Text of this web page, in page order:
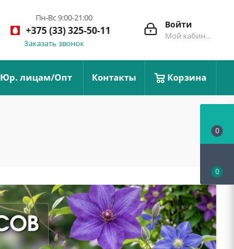
Войти
Мой кабинет
Пн-Вс 9:00-21:00
+375 (33) 325-50-11
Заказать звонок
Юр. лицам/Опт Контакты Корзина
0
0